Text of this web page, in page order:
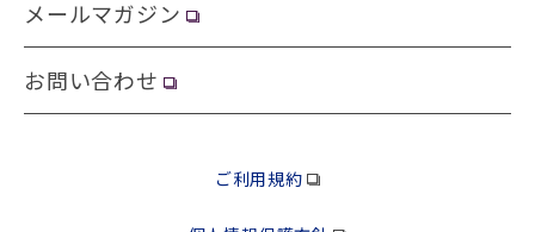
メールマガジン
お問い合わせ
ご利用規約